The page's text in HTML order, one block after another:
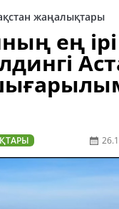
жаңалықтары
ең ірі